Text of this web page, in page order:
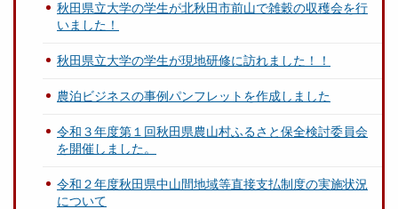
秋田県立大学の学生が北秋田市前山で雑穀の収穫会を行
いました！
秋田県立大学の学生が現地研修に訪れました！！
農泊ビジネスの事例パンフレットを作成しました
令和３年度第１回秋田県農山村ふるさと保全検討委員会
を開催しました。
令和２年度秋田県中山間地域等直接支払制度の実施状況
について